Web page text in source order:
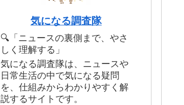
気になる調査隊
🔍「ニュースの裏側まで、やさ
しく理解する」
気になる調査隊は、ニュースや
日常生活の中で気になる疑問
を、仕組みからわかりやすく解
説するサイトです。